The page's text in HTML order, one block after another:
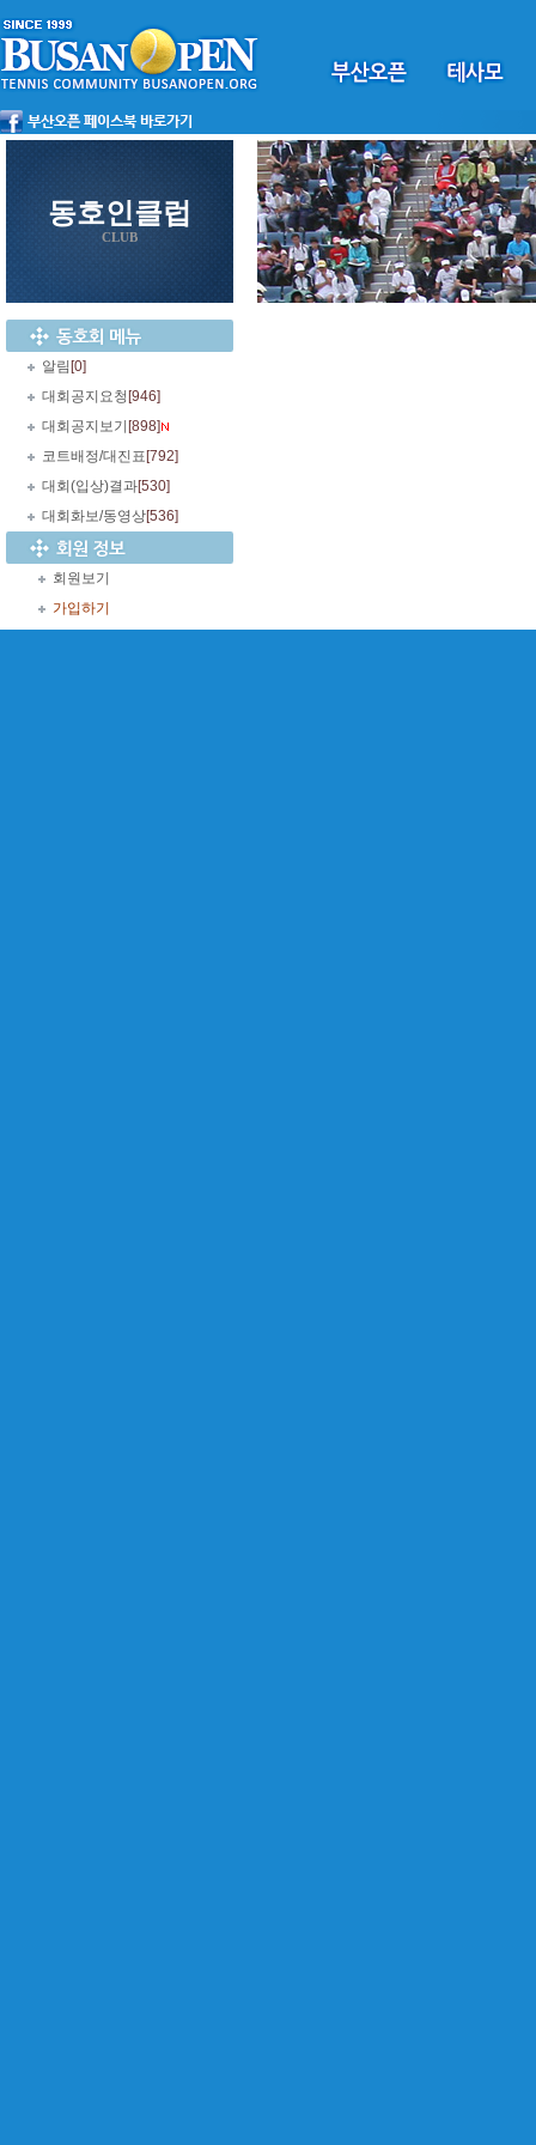
동호인클럽
CLUB
알림 [0]
대회공지요청 [946]
대회공지보기 [898]
코트배정/대진표 [792]
대회(입상)결과[530]
대회화보/동영상[536]
회원보기
가입하기